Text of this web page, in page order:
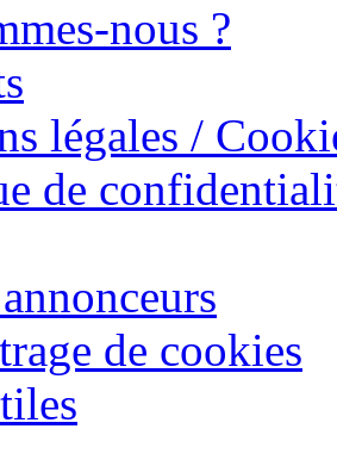
nous ?
légales /
de
de cookies